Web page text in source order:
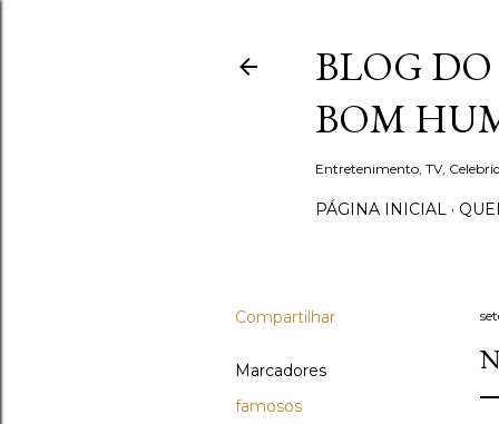
BLOG
BOM
Entretenimento, TV,
PÁGINA INICIAL
Compartilhar
Marcadores
famosos